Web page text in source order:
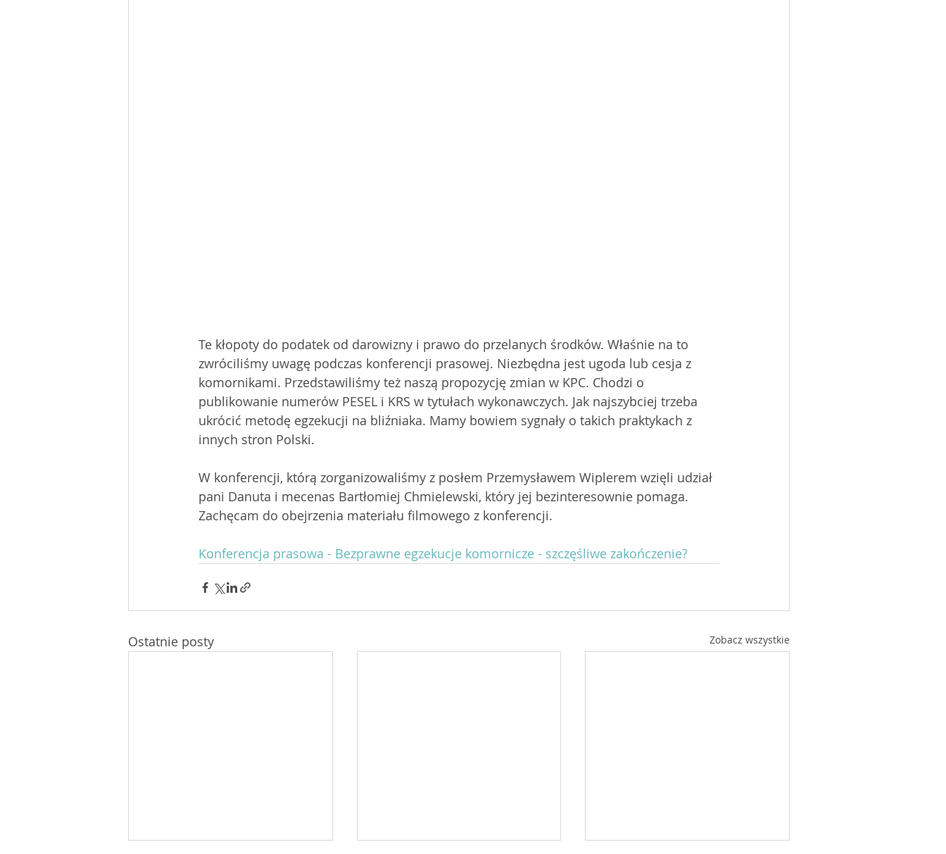
Te kłopoty do podatek od darowizny i prawo do przelanych środków. Właśnie na to
zwróciliśmy uwagę podczas konferencji prasowej. Niezbędna jest ugoda lub cesja z
komornikami. Przedstawiliśmy też naszą propozycję zmian w KPC. Chodzi o
publikowanie numerów PESEL i KRS w tytułach wykonawczych. Jak najszybciej trzeba
ukrócić metodę egzekucji na bliźniaka. Mamy bowiem sygnały o takich praktykach z
innych stron Polski.
W konferencji, którą zorganizowaliśmy z posłem Przemysławem Wiplerem wzięli udział
pani Danuta i mecenas Bartłomiej Chmielewski, który jej bezinteresownie pomaga.
Zachęcam do obejrzenia materiału filmowego z konferencji.
Konferencja prasowa - Bezprawne egzekucje komornicze - szczęśliwe zakończenie?
Ostatnie posty Zobacz wszystkie